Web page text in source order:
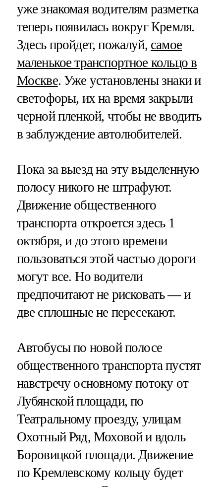
уже знакомая водителям разметка
теперь появилась вокруг Кремля.
Здесь пройдет, пожалуй, самое
маленькое транспортное кольцо в
Москве. Уже установлены знаки и
светофоры, их на время закрыли
черной пленкой, чтобы не вводить
в заблуждение автолюбителей.
Пока за выезд на эту выделенную
полосу никого не штрафуют.
Движение общественного
транспорта откроется здесь 1
октября, и до этого времени
пользоваться этой частью дороги
могут все. Но водители
предпочитают не рисковать — и
две сплошные не пересекают.
Автобусы по новой полосе
общественного транспорта пустят
навстречу основному потоку от
Лубянской площади, по
Театральному проезду, улицам
Охотный Ряд, Моховой и вдоль
Боровицкой площади. Движение
по Кремлевскому кольцу будет